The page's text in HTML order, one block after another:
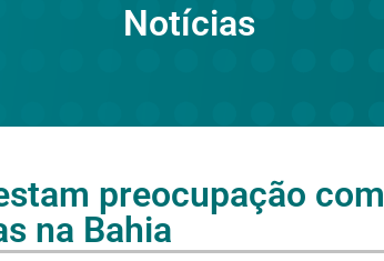
Notícias
preocupação com
na Bahia